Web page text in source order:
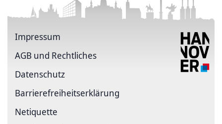
Impressum
AGB und Rechtliches
Datenschutz
Barriere­freiheits­erklärung
Netiquette